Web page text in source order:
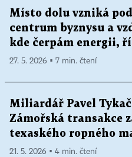
Místo dolu vzniká
centrum byznysu a
kde čerpám energii,
27. 5. 2026 ▪ 7 min. čtení
Miliardář Pavel
Zámořská transakce
texaského ropného
21. 5. 2026 ▪ 4 min. čtení